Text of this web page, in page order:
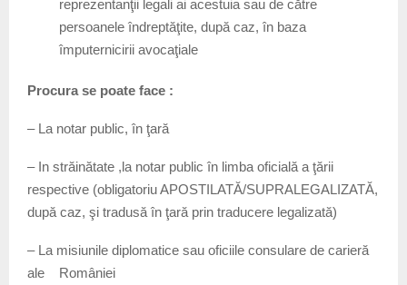
reprezentanţii legali ai acestuia sau de către
persoanele îndreptăţite, după caz, în baza
împuternicirii avocaţiale
Procura se poate face :
– La notar public, în ţară
– In străinătate ,la notar public în limba oficială a ţării
respective (obligatoriu APOSTILATĂ/SUPRALEGALIZATĂ,
după caz, şi tradusă în ţară prin traducere legalizată)
– La misiunile diplomatice sau oficiile consulare de carieră
ale României